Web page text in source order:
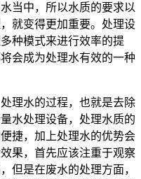
当中，所以水质的要求以
就变得更加重要。处理设
种模式来进行效率的提
会成为处理水有效的一种
理水的过程，也就是去除
水处理设备，处理水质的
捷，加上处理水的优势会
果，首先应该注重于观察
但是在废水的处理方面，